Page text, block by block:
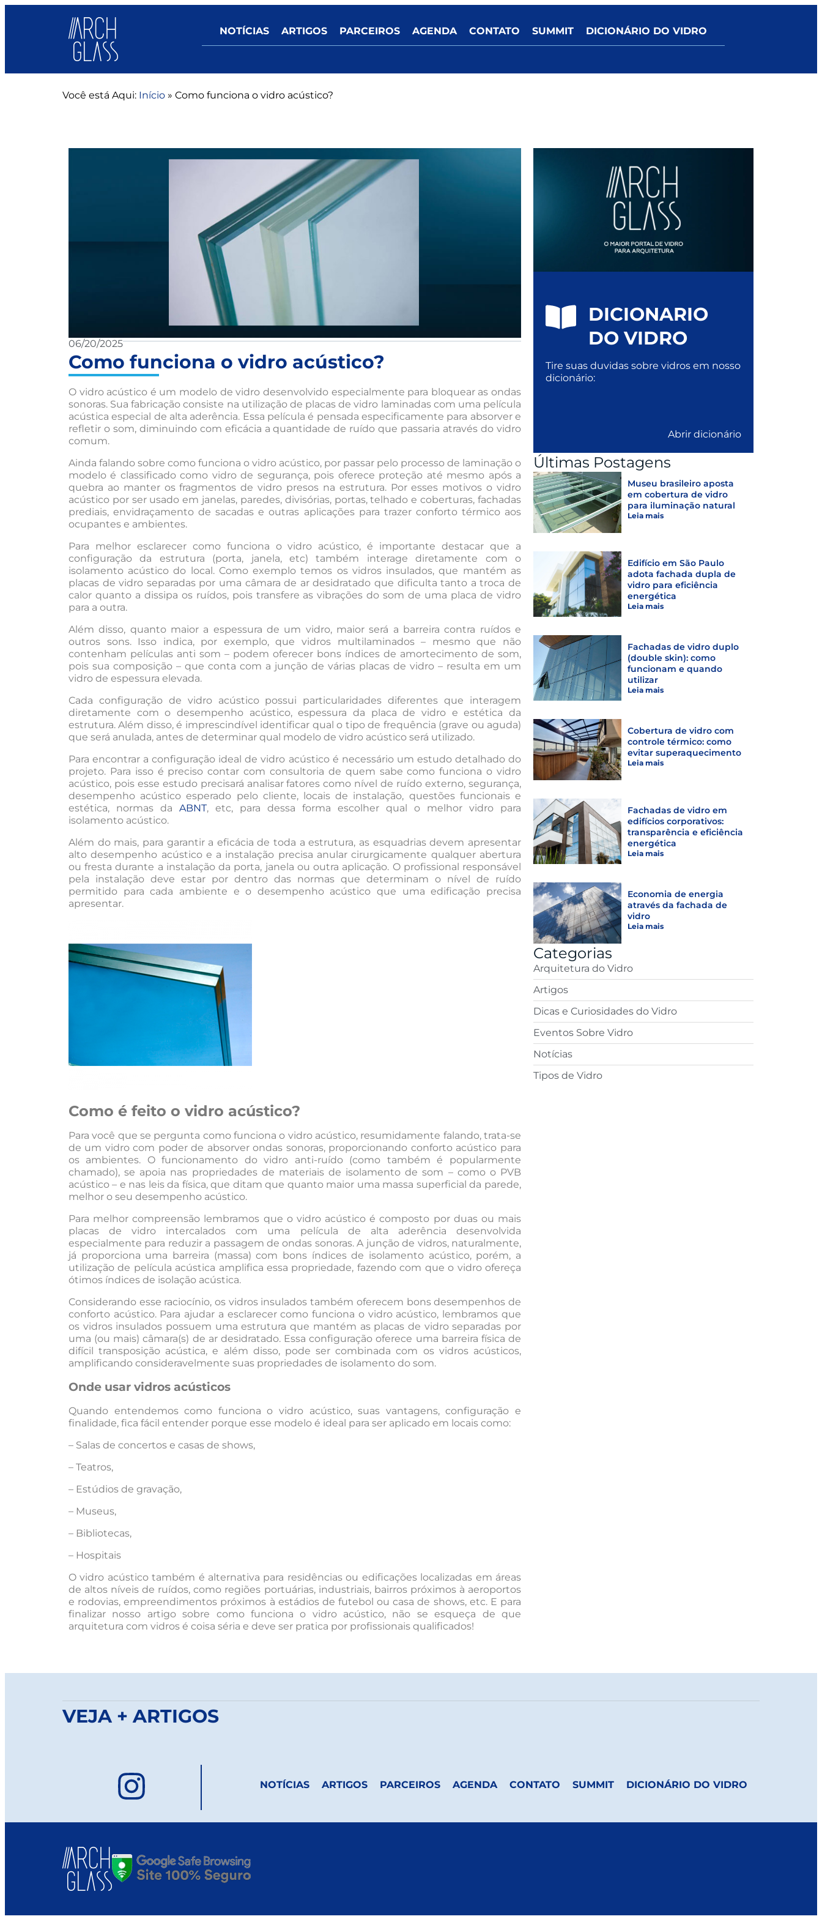
NOTÍCIAS ARTIGOS PARCEIROS AGENDA CONTATO SUMMIT DICIONÁRIO DO VIDRO
Você está Aqui: Início » Como funciona o vidro acústico?
06/20/2025
Como funciona o vidro acústico?
O vidro acústico é um modelo de vidro desenvolvido especialmente para bloquear as ondas
sonoras. Sua fabricação consiste na utilização de placas de vidro laminadas com uma película
acústica especial de alta aderência. Essa película é pensada especificamente para absorver e
refletir o som, diminuindo com eficácia a quantidade de ruído que passaria através do vidro
comum.
Ainda falando sobre como funciona o vidro acústico, por passar pelo processo de laminação o
modelo é classificado como vidro de segurança, pois oferece proteção até mesmo após a
quebra ao manter os fragmentos de vidro presos na estrutura. Por esses motivos o vidro
acústico por ser usado em janelas, paredes, divisórias, portas, telhado e coberturas, fachadas
prediais, envidraçamento de sacadas e outras aplicações para trazer conforto térmico aos
ocupantes e ambientes.
Para melhor esclarecer como funciona o vidro acústico, é importante destacar que a
configuração da estrutura (porta, janela, etc) também interage diretamente com o
isolamento acústico do local. Como exemplo temos os vidros insulados, que mantém as
placas de vidro separadas por uma câmara de ar desidratado que dificulta tanto a troca de
calor quanto a dissipa os ruídos, pois transfere as vibrações do som de uma placa de vidro
para a outra.
Além disso, quanto maior a espessura de um vidro, maior será a barreira contra ruídos e
outros sons. Isso indica, por exemplo, que vidros multilaminados – mesmo que não
contenham películas anti som – podem oferecer bons índices de amortecimento de som,
pois sua composição – que conta com a junção de várias placas de vidro – resulta em um
vidro de espessura elevada.
Cada configuração de vidro acústico possui particularidades diferentes que interagem
diretamente com o desempenho acústico, espessura da placa de vidro e estética da
estrutura. Além disso, é imprescindível identificar qual o tipo de frequência (grave ou aguda)
que será anulada, antes de determinar qual modelo de vidro acústico será utilizado.
Para encontrar a configuração ideal de vidro acústico é necessário um estudo detalhado do
projeto. Para isso é preciso contar com consultoria de quem sabe como funciona o vidro
acústico, pois esse estudo precisará analisar fatores como nível de ruído externo, segurança,
desempenho acústico esperado pelo cliente, locais de instalação, questões funcionais e
estética, normas da ABNT, etc, para dessa forma escolher qual o melhor vidro para
isolamento acústico.
Além do mais, para garantir a eficácia de toda a estrutura, as esquadrias devem apresentar
alto desempenho acústico e a instalação precisa anular cirurgicamente qualquer abertura
ou fresta durante a instalação da porta, janela ou outra aplicação. O profissional responsável
pela instalação deve estar por dentro das normas que determinam o nível de ruído
permitido para cada ambiente e o desempenho acústico que uma edificação precisa
apresentar.
Como é feito o vidro acústico?
Para você que se pergunta como funciona o vidro acústico, resumidamente falando, trata-se
de um vidro com poder de absorver ondas sonoras, proporcionando conforto acústico para
os ambientes. O funcionamento do vidro anti-ruído (como também é popularmente
chamado), se apoia nas propriedades de materiais de isolamento de som – como o PVB
acústico – e nas leis da física, que ditam que quanto maior uma massa superficial da parede,
melhor o seu desempenho acústico.
Para melhor compreensão lembramos que o vidro acústico é composto por duas ou mais
placas de vidro intercalados com uma película de alta aderência desenvolvida
especialmente para reduzir a passagem de ondas sonoras. A junção de vidros, naturalmente,
já proporciona uma barreira (massa) com bons índices de isolamento acústico, porém, a
utilização de película acústica amplifica essa propriedade, fazendo com que o vidro ofereça
ótimos índices de isolação acústica.
Considerando esse raciocínio, os vidros insulados também oferecem bons desempenhos de
conforto acústico. Para ajudar a esclarecer como funciona o vidro acústico, lembramos que
os vidros insulados possuem uma estrutura que mantém as placas de vidro separadas por
uma (ou mais) câmara(s) de ar desidratado. Essa configuração oferece uma barreira física de
difícil transposição acústica, e além disso, pode ser combinada com os vidros acústicos,
amplificando consideravelmente suas propriedades de isolamento do som.
Onde usar vidros acústicos
Quando entendemos como funciona o vidro acústico, suas vantagens, configuração e
finalidade, fica fácil entender porque esse modelo é ideal para ser aplicado em locais como:
– Salas de concertos e casas de shows,
– Teatros,
– Estúdios de gravação,
– Museus,
– Bibliotecas,
– Hospitais
O vidro acústico também é alternativa para residências ou edificações localizadas em áreas
de altos níveis de ruídos, como regiões portuárias, industriais, bairros próximos à aeroportos
e rodovias, empreendimentos próximos à estádios de futebol ou casa de shows, etc. E para
finalizar nosso artigo sobre como funciona o vidro acústico, não se esqueça de que
arquitetura com vidros é coisa séria e deve ser pratica por profissionais qualificados!
DICIONARIO
DO VIDRO
Tire suas duvidas sobre vidros em nosso
dicionário:
Abrir dicionário
Últimas Postagens
Museu brasileiro aposta
em cobertura de vidro
para iluminação natural
Leia mais
Edifício em São Paulo
adota fachada dupla de
vidro para eficiência
energética
Leia mais
Fachadas de vidro duplo
(double skin): como
funcionam e quando
utilizar
Leia mais
Cobertura de vidro com
controle térmico: como
evitar superaquecimento
Leia mais
Fachadas de vidro em
edifícios corporativos:
transparência e eficiência
energética
Leia mais
Economia de energia
através da fachada de
vidro
Leia mais
Categorias
Arquitetura do Vidro
Artigos
Dicas e Curiosidades do Vidro
Eventos Sobre Vidro
Notícias
Tipos de Vidro
VEJA + ARTIGOS
NOTÍCIAS ARTIGOS PARCEIROS AGENDA CONTATO SUMMIT DICIONÁRIO DO VIDRO